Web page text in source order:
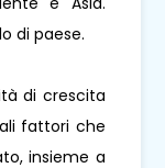
di paese.
di crescita
fattori che
insieme a